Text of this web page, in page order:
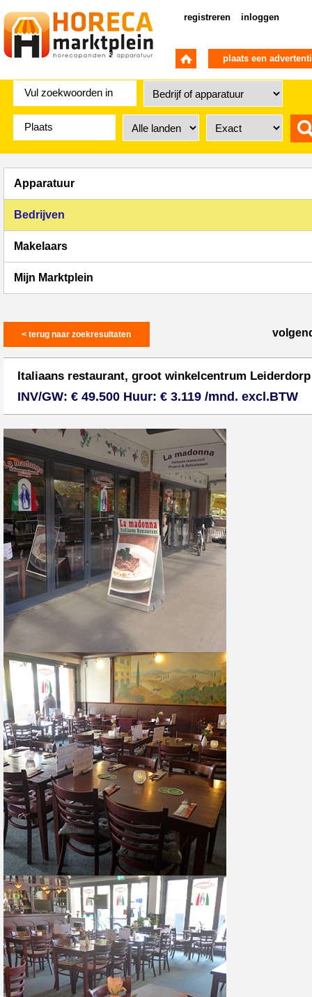
registreren inloggen
plaats een
Apparatuur
Bedrijven
Makelaars
Mijn Marktplein
< terug naar zoekresultaten
Italiaans restaurant, groot winkelcentrum Leiderdorp
INV/GW: € 49.500 Huur: € 3.119 /mnd. excl.BTW